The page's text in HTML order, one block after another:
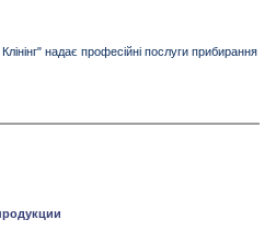
надає професійні послуги прибирання